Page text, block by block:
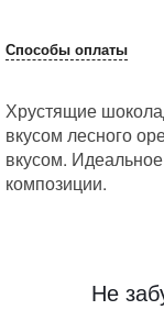
Способы оплаты
Хрустящие
вкусом лесного
вкусом.
композиции.
Не